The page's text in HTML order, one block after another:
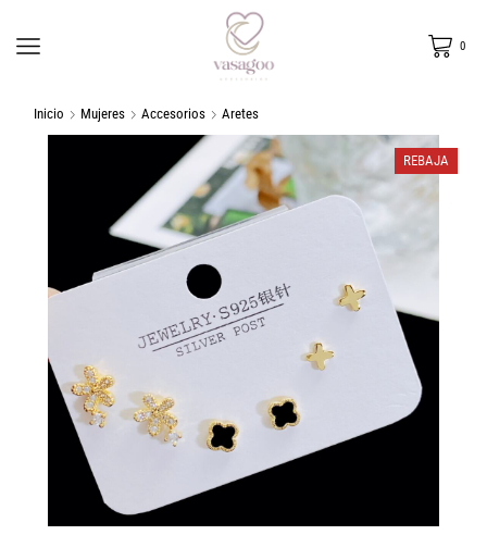
0
Inicio Mujeres Accesorios Aretes
REBAJA